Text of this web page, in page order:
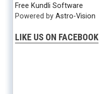
Free Kundli Software
Powered by Astro-Vision
LIKE US ON FACEBOOK